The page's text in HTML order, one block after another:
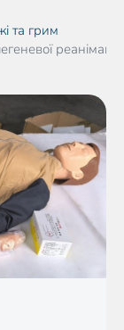
та грим
реанімації